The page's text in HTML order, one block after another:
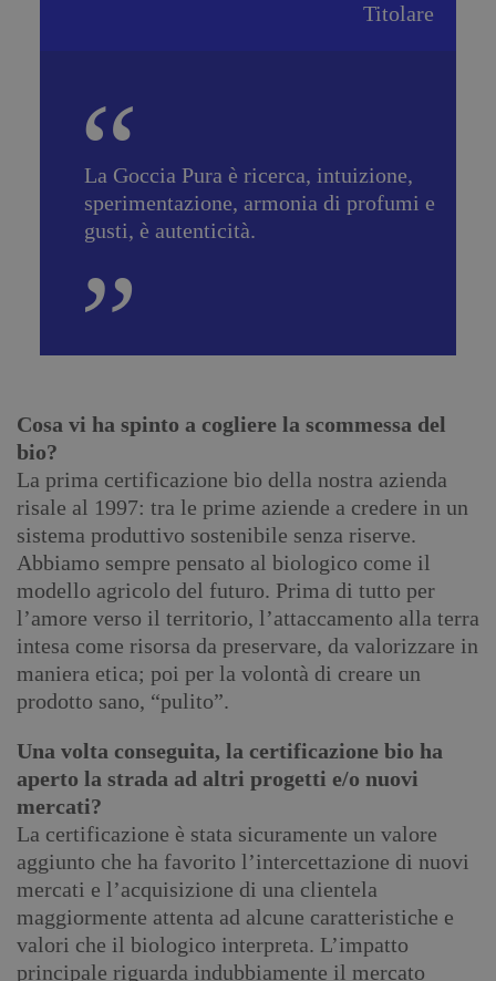
Titolare
La Goccia Pura è ricerca, intuizione,
sperimentazione, armonia di profumi e
gusti, è autenticità.
Cosa vi ha spinto a cogliere la scommessa del
bio?
La prima certificazione bio della nostra azienda
risale al 1997: tra le prime aziende a credere in un
sistema produttivo sostenibile senza riserve.
Abbiamo sempre pensato al biologico come il
modello agricolo del futuro. Prima di tutto per
l’amore verso il territorio, l’attaccamento alla terra
intesa come risorsa da preservare, da valorizzare in
maniera etica; poi per la volontà di creare un
prodotto sano, “pulito”.
Una volta conseguita, la certificazione bio ha
aperto la strada ad altri progetti e/o nuovi
mercati?
La certificazione è stata sicuramente un valore
aggiunto che ha favorito l’intercettazione di nuovi
mercati e l’acquisizione di una clientela
maggiormente attenta ad alcune caratteristiche e
valori che il biologico interpreta. L’impatto
principale riguarda indubbiamente il mercato